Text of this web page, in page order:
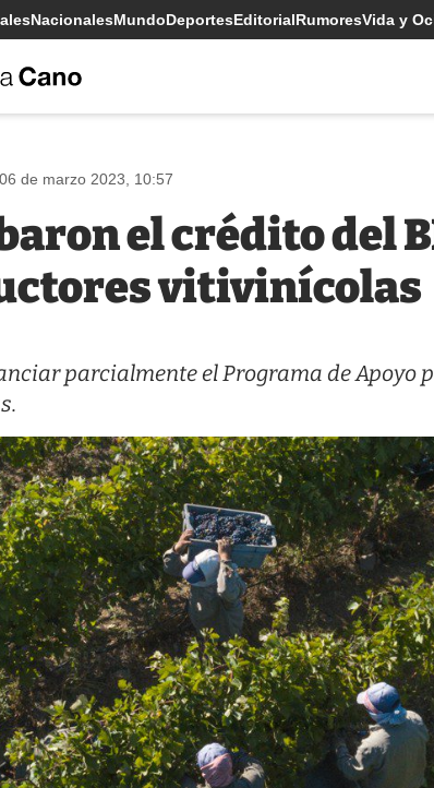
NacionalesMundoDeportesEditorialRumoresVida y
06 de marzo 2023, 10:57
el crédito del
vitivinícolas
parcialmente el Programa de Apoyo